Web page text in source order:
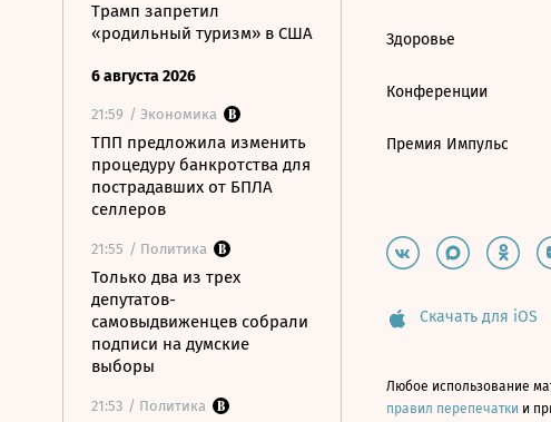
Трамп запретил
«родильный туризм» в США
6 августа 2026
21:59 / Экономика
ТПП предложила изменить
процедуру банкротства для
пострадавших от БПЛА
селлеров
21:55 / Политика
Только два из трех
депутатов-
самовыдвиженцев собрали
подписи на думские
выборы
21:53 / Политика
Здоровье
Конференции
Премия Импульс
Скачать для iOS
Любое использование
правил перепечатки и